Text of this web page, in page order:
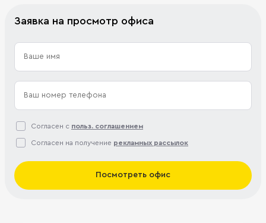
Заявка на просмотр офиса
Согласен с польз. соглашением
Согласен на получение рекламных рассылок
Посмотреть офис